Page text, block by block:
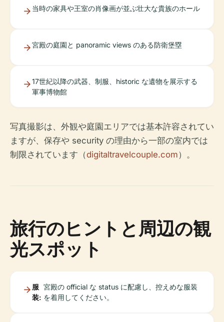
当時の家具や王室の肖像画が並ぶ壮大な貴族のホール
宮殿の庭園と panoramic views のある防衛堡塁
17世紀以降の武器、制服、historic な遺物を展示する
軍事博物館
写真撮影は、外観や庭園エリアでは基本許容されてい
ますが、保存や security の理由から一部の室内では
制限されています（digitaltravelcouple.com）。
旅行のヒントと周辺の観
光スポット
服
装:
宮殿の official な status に配慮し、控えめな服装
を着用してください。